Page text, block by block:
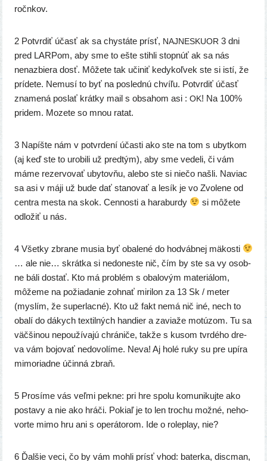
ročnkov.
2 Potvrdiť účasť ak sa chys­tá­te prí­sť, NAJNESKUOR 3 dni
pred LARPom, aby sme to ešte stih­li stop­núť ak sa nás
nenaz­bie­ra dosť. Môžete tak uči­niť kedy­koľ­vek ste si istí, že
prí­de­te. Nemusí to byť na posled­nú chví­ľu. Potvrdiť účasť
zna­me­ná poslať krát­ky mail s obsa­hom asi : OK! Na 100%
pri­dem. Mozete so mnou ratat.
3 Napíšte nám v potvr­de­ní účas­ti ako ste na tom s ubyt­kom
(aj keď ste to uro­bi­li už pred­tým), aby sme vede­li, či vám
máme rezer­vo­vať uby­tov­ňu, ale­bo ste si nie­čo našli. Naviac
sa asi v máji už bude dať sta­no­vať a lesík je vo Zvolene od
cen­tra mes­ta na skok. Cennosti a hara­bur­dy
si môže­te
odlo­žiť u nás.
4 Všetky zbra­ne musia byť oba­le­né do hod­váb­nej mäkos­ti
… ale nie… skrát­ka si nedo­nes­te nič, čím by ste sa vy osob­
ne báli dostať. Kto má prob­lém s oba­lo­vým mate­riá­lom,
môže­me na požia­da­nie zohnať miri­lon za 13 Sk / meter
(mys­lím, že super­lac­né). Kto už fakt nemá nič iné, nech to
oba­lí do dákych tex­til­ných han­dier a zavia­že motú­zom. Tu sa
väč­ši­nou nepou­ží­va­jú chrá­ni­če, tak­že s kusom tvr­dé­ho dre­
va vám bojo­vať nedo­vo­lí­me. Neva! Aj holé ruky su pre upí­ra
mimo­riad­ne účin­ná zbraň.
5 Prosíme vás veľ­mi pek­ne: pri hre spo­lu komu­ni­kuj­te ako
posta­vy a nie ako hrá­či. Pokiaľ je to len tro­chu mož­né, neho­
vor­te mimo hru ani s ope­rá­to­rom. Ide o rolep­lay, nie?
6 Ďalšie veci, čo by vám moh­li prí­sť vhod: bater­ka, disc­man,